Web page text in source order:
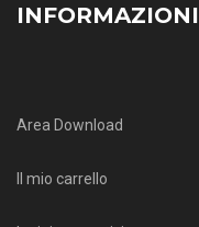
INFORMAZIONI
Area Download
Il mio carrello